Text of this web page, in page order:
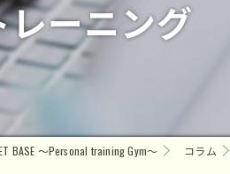
リハビリ
ーニング
BASE ～Personal training Gym～ コラム